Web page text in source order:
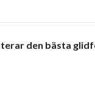
den bästa